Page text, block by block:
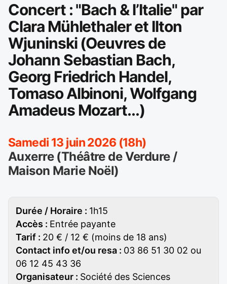
Concert : "Bach & l’Italie" par
Clara Mühlethaler et Ilton
Wjuninski (Oeuvres de
Johann Sebastian Bach,
Georg Friedrich Handel,
Tomaso Albinoni, Wolfgang
Amadeus Mozart...)
Samedi 13 juin 2026 (18h)
Auxerre (Théâtre de Verdure /
Maison Marie Noël)
Durée / Horaire : 1h15
Accès : Entrée payante
Tarif : 20 € / 12 € (moins de 18 ans)
Contact info et/ou resa : 03 86 51 30 02 ou
06 12 45 43 36
Organisateur : Société des Sciences